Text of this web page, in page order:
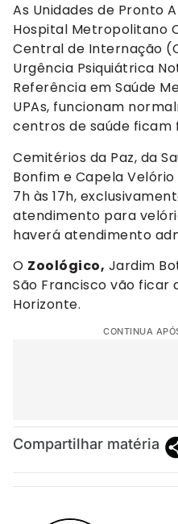
As Unidades de Pronto
Hospital Metropolitano
Central de Internação
Urgência Psiquiátrica
Referência em Saúde
UPAs, funcionam
centros de saúde ficam
Cemitérios da Paz, da
Bonfim e Capela
7h às 17h,
atendimento para
haverá atendimento
O Zoológico, Jardim
São Francisco vão ficar
Horizonte.
CONTINUA
Compartilhar matéria